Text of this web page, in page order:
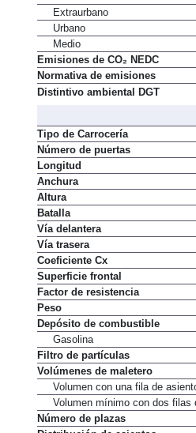
Consumo NEDC
Extraurbano
Urbano
Medio
Emisiones de CO₂ NEDC
Normativa de emisiones
Tipo de Carrocería
Número de puertas
Longitud
Anchura
Altura
Batalla
Vía delantera
Vía trasera
Coeficiente Cx
Superficie frontal
Factor de resistencia
Peso
Depósito de combustible
Gasolina
Filtro de partículas
Volúmenes de maletero
Volumen con una fila de
Volumen mínimo con dos filas